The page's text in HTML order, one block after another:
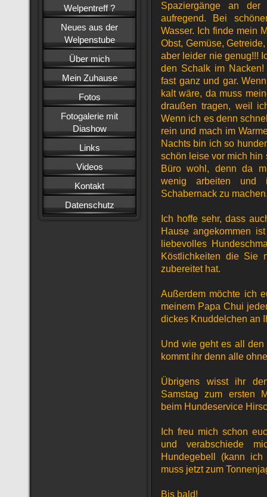
Welpentreff ?
Neues aus der
Welpenstube
Über mich
Mein Zuhause
Fotos
Fotogalerie mit
Diashow
Links
Videos
Kontakt
Datenschutz
Spaziergänge an
aufregend. Bei
Wasser. Ich finde mein
Obst, Gemüse,
aber leider nie genug!!!
den Schalk im
fast ganz und gar.
kalt wäre, da muss
draußen tragen, weil
Wenn ich es denn
rein und mach im
Nachts bin ich so
schön leise vor mich hin
Büro wohl, denn da
wenig arbeiten und
Schabernack zu
Ich hoffe sehr, dass
Hause angekommen
liebevolles
Köstlichkeiten die Sie
zubereitet hat.
Außerdem möchte ich
meinem Papa Chui
dickes Knuddelchen an
Und wie geht es all den
kommt ihr denn alle
Übrigens wisst ihr
Samstag zum ersten
beim Hundeservice
Ich freu mich schon
und verabschiede
Hundegebell (kann
muss jetzt zum
Bis bald!